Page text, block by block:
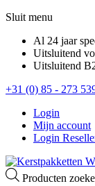
Sluit menu
Al 24 jaar
Uitsluitend
Uitsluitend
+31 (0) 85 - 273
Login
Mijn account
Login
Producten